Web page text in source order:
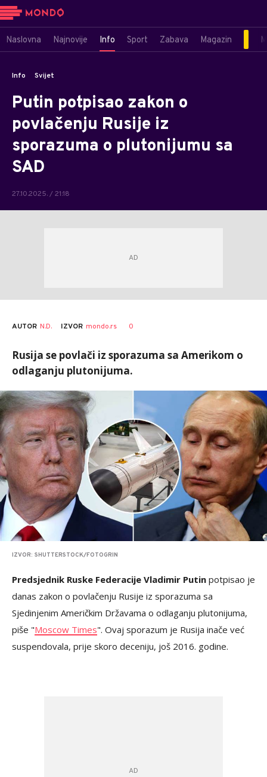
Naslovna Najnovije Info Sport Zabava Magazin
Info Svijet
Putin potpisao zakon o
povlačenju Rusije iz
sporazuma o plutonijumu sa
SAD
27.10.2025. / 21:18
AUTOR N.D. IZVOR mondo.rs 0
Rusija se povlači iz sporazuma sa Amerikom o
odlaganju plutonijuma.
IZVOR: SHUTTERSTOCK/FOTOGRIN
Predsjednik Ruske Federacije Vladimir Putin potpisao je
danas zakon o povlačenju Rusije iz sporazuma sa
Sjedinjenim Američkim Državama o odlaganju plutonijuma,
piše "Moscow Times". Ovaj sporazum je Rusija inače već
suspendovala, prije skoro deceniju, još 2016. godine.